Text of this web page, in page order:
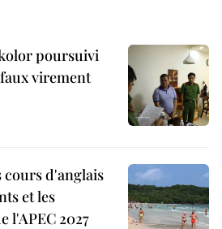
poursuivi
virement
cours d'anglais
et les
l'APEC 2027